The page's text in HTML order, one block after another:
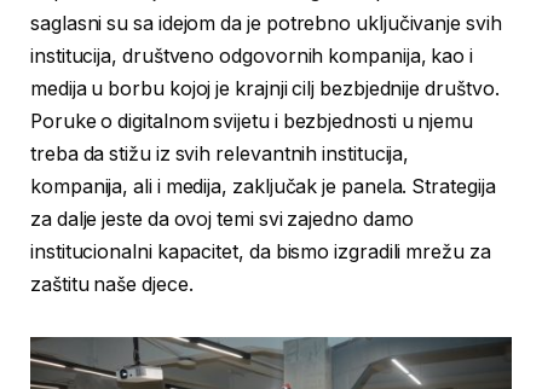
saglasni su sa idejom da je potrebno uključivanje svih
institucija, društveno odgovornih kompanija, kao i
medija u borbu kojoj je krajnji cilj bezbjednije društvo.
Poruke o digitalnom svijetu i bezbjednosti u njemu
treba da stižu iz svih relevantnih institucija,
kompanija, ali i medija, zaključak je panela. Strategija
za dalje jeste da ovoj temi svi zajedno damo
institucionalni kapacitet, da bismo izgradili mrežu za
zaštitu naše djece.